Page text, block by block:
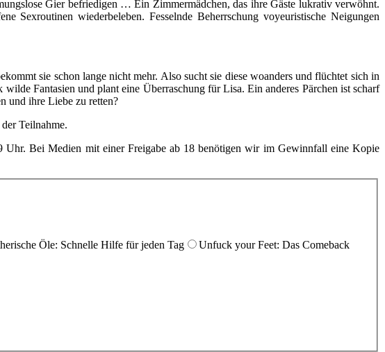
Gier befriedigen … Ein Zimmermädchen, das ihre Gäste lukrativ verwöhnt.
Sexroutinen wiederbeleben. Fesselnde Beherrschung voyeuristische Neigungen
sie schon lange nicht mehr. Also sucht sie diese woanders und flüchtet sich in
Fantasien und plant eine Überraschung für Lisa. Ein anderes Pärchen ist scharf
und ihre Liebe zu retten?
Teilnahme.
Uhr. Bei Medien mit einer Freigabe ab 18 benötigen wir im Gewinnfall eine Kopie
Öle: Schnelle Hilfe für jeden Tag
Unfuck your Feet: Das Comeback